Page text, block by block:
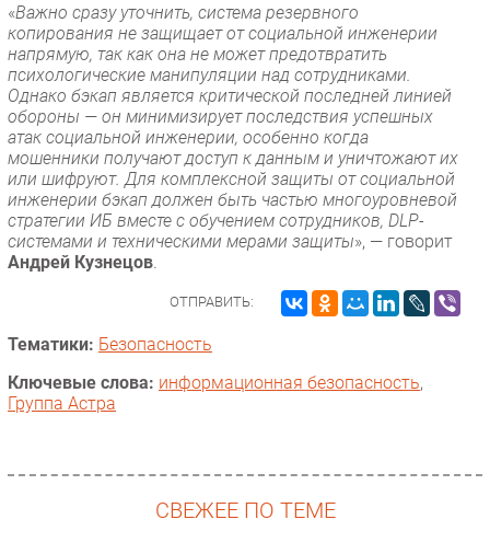
«Важно сразу уточнить, система резервного
копирования не защищает от социальной инженерии
напрямую, так как она не может предотвратить
психологические манипуляции над сотрудниками.
Однако бэкап является критической последней линией
обороны — он минимизирует последствия успешных
атак социальной инженерии, особенно когда
мошенники получают доступ к данным и уничтожают их
или шифруют. Для комплексной защиты от социальной
инженерии бэкап должен быть частью многоуровневой
стратегии ИБ вместе с обучением сотрудников, DLP-
системами и техническими мерами защиты», — говорит
Андрей Кузнецов
ОТПРАВИТЬ:
Тематики: Безопасность
Ключевые слова: информационная безопасность,
Группа Астра
СВЕЖЕЕ ПО ТЕМЕ